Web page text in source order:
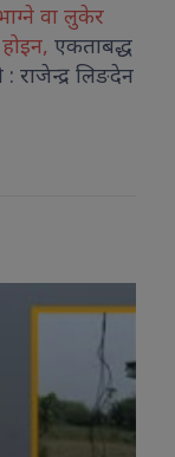
वा लुकेर
एकताबद्ध
राजेन्द्र लिङदेन